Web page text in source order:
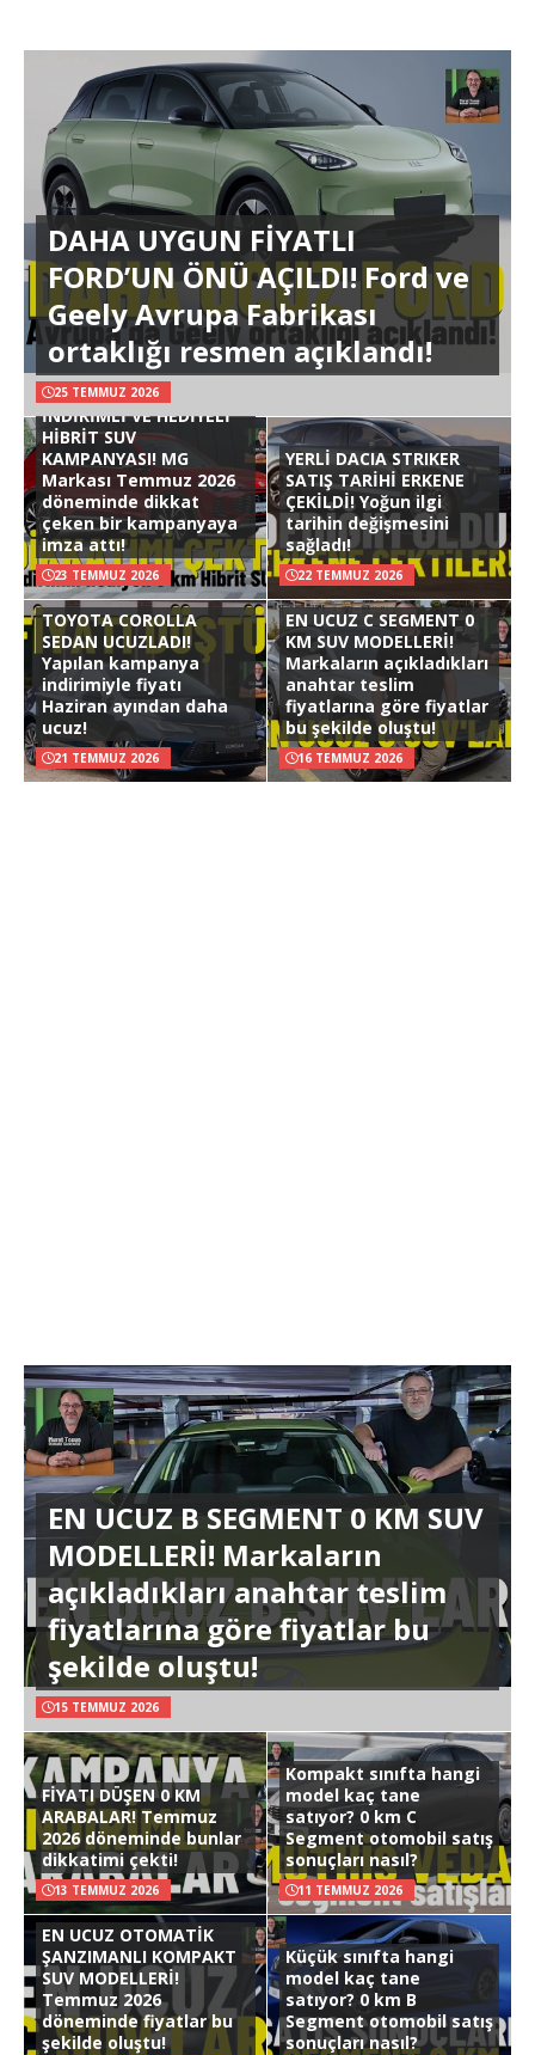
DAHA UYGUN FİYATLI
FORD’UN ÖNÜ AÇILDI! Ford ve
Geely Avrupa Fabrikası
ortaklığı resmen açıklandı!
25 TEMMUZ 2026
İNDİRİMLİ VE HEDİYELİ
HİBRİT SUV
KAMPANYASI! MG
Markası Temmuz 2026
döneminde dikkat
çeken bir kampanyaya
imza attı!
23 TEMMUZ 2026
YERLİ DACIA STRIKER
SATIŞ TARİHİ ERKENE
ÇEKİLDİ! Yoğun ilgi
tarihin değişmesini
sağladı!
22 TEMMUZ 2026
TOYOTA COROLLA
SEDAN UCUZLADI!
Yapılan kampanya
indirimiyle fiyatı
Haziran ayından daha
ucuz!
21 TEMMUZ 2026
EN UCUZ C SEGMENT 0
KM SUV MODELLERİ!
Markaların açıkladıkları
anahtar teslim
fiyatlarına göre fiyatlar
bu şekilde oluştu!
16 TEMMUZ 2026
EN UCUZ B SEGMENT 0 KM SUV
MODELLERİ! Markaların
açıkladıkları anahtar teslim
fiyatlarına göre fiyatlar bu
şekilde oluştu!
15 TEMMUZ 2026
FİYATI DÜŞEN 0 KM
ARABALAR! Temmuz
2026 döneminde bunlar
dikkatimi çekti!
13 TEMMUZ 2026
Kompakt sınıfta hangi
model kaç tane
satıyor? 0 km C
Segment otomobil satış
sonuçları nasıl?
11 TEMMUZ 2026
EN UCUZ OTOMATİK
ŞANZIMANLI KOMPAKT
SUV MODELLERİ!
Temmuz 2026
döneminde fiyatlar bu
şekilde oluştu!
Küçük sınıfta hangi
model kaç tane
satıyor? 0 km B
Segment otomobil satış
sonuçları nasıl?